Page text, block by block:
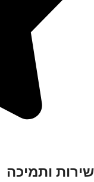
שירות ותמיכה